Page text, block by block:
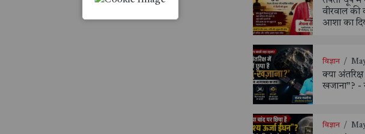
वीरवाल की
आशा का
विज्ञान /
क्या
खजाना”?
विज्ञान /